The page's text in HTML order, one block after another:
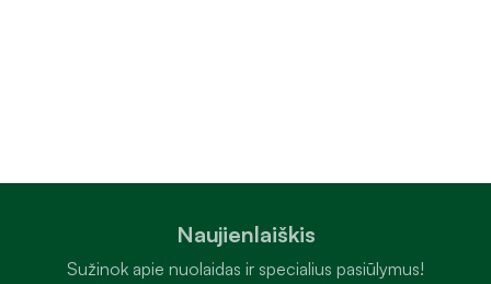
Naujienlaiškis
Sužinok apie nuolaidas ir specialius pasiūlymus!